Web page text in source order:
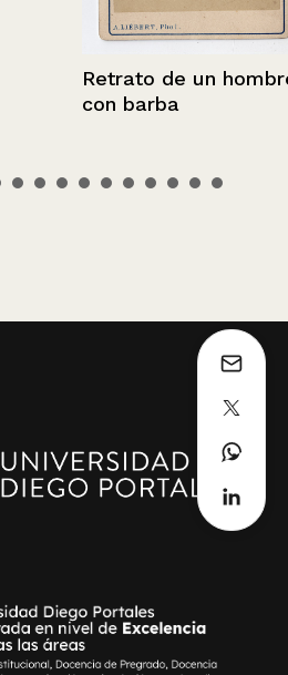
Retrato de un hombre
con barba